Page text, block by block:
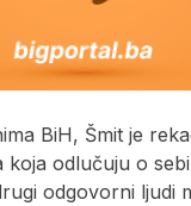
BiH, Šmit je
koja odlučuju o
odgovorni ljudi